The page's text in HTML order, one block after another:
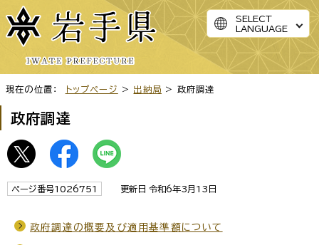
SELECT
LANGUAGE
現在の位置： トップページ > 出納局 > 政府調達
政府調達
ページ番号1026751 更新日 令和6年3月13日
政府調達の概要及び適用基準額について